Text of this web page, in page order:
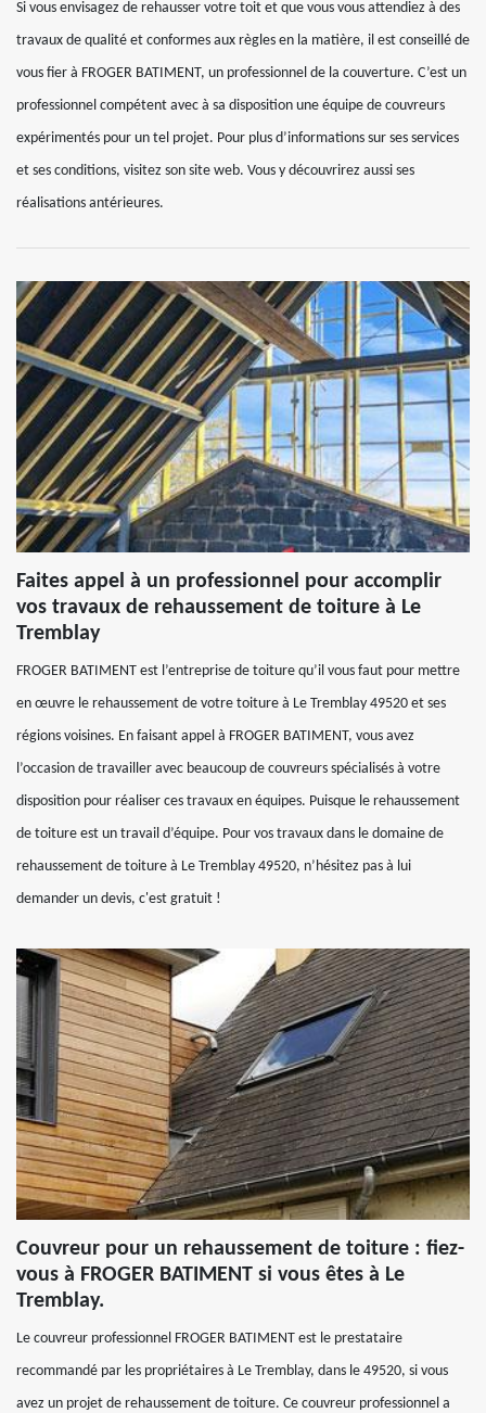
Si vous envisagez de rehausser votre toit et que vous vous attendiez à des
travaux de qualité et conformes aux règles en la matière, il est conseillé de
vous fier à FROGER BATIMENT, un professionnel de la couverture. C’est un
professionnel compétent avec à sa disposition une équipe de couvreurs
expérimentés pour un tel projet. Pour plus d’informations sur ses services
et ses conditions, visitez son site web. Vous y découvrirez aussi ses
réalisations antérieures.
Faites appel à un professionnel pour accomplir
vos travaux de rehaussement de toiture à Le
Tremblay
FROGER BATIMENT est l’entreprise de toiture qu’il vous faut pour mettre
en œuvre le rehaussement de votre toiture à Le Tremblay 49520 et ses
régions voisines. En faisant appel à FROGER BATIMENT, vous avez
l’occasion de travailler avec beaucoup de couvreurs spécialisés à votre
disposition pour réaliser ces travaux en équipes. Puisque le rehaussement
de toiture est un travail d’équipe. Pour vos travaux dans le domaine de
rehaussement de toiture à Le Tremblay 49520, n’hésitez pas à lui
demander un devis, c'est gratuit !
Couvreur pour un rehaussement de toiture : fiez-
vous à FROGER BATIMENT si vous êtes à Le
Tremblay.
Le couvreur professionnel FROGER BATIMENT est le prestataire
recommandé par les propriétaires à Le Tremblay, dans le 49520, si vous
avez un projet de rehaussement de toiture. Ce couvreur professionnel a